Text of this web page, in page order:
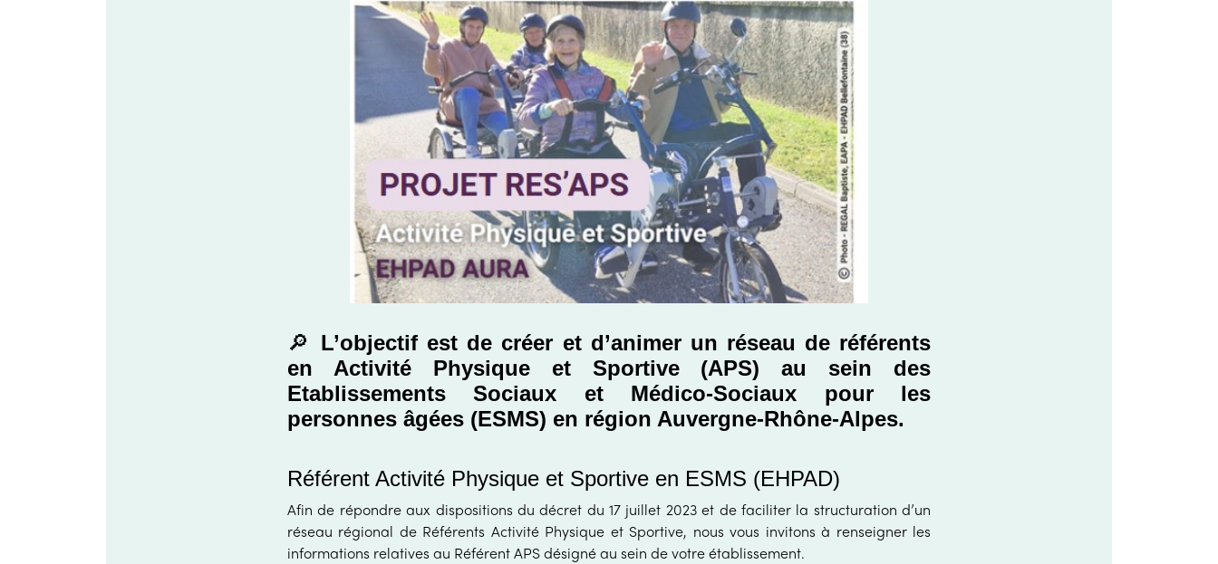
🔎
L’objectif est de créer et d’animer un réseau de référents
en Activité Physique et Sportive (APS) au sein des
Etablissements Sociaux et Médico-Sociaux pour les
personnes âgées (ESMS) en région Auvergne-Rhône-Alpes.
Référent Activité Physique et Sportive en ESMS (EHPAD)
Afin de répondre aux dispositions du décret du 17 juillet 2023 et de faciliter la structuration d’un
réseau régional de Référents Activité Physique et Sportive, nous vous invitons à renseigner les
informations relatives au Référent APS désigné au sein de votre établissement.